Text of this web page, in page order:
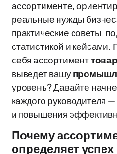
ассортименте,
реальные нужды
практические советы,
статистикой и кейсами.
себя ассортимент
выведет вашу
уровень? Давайте
каждого руководителя
и повышения
Почему
определяет успех